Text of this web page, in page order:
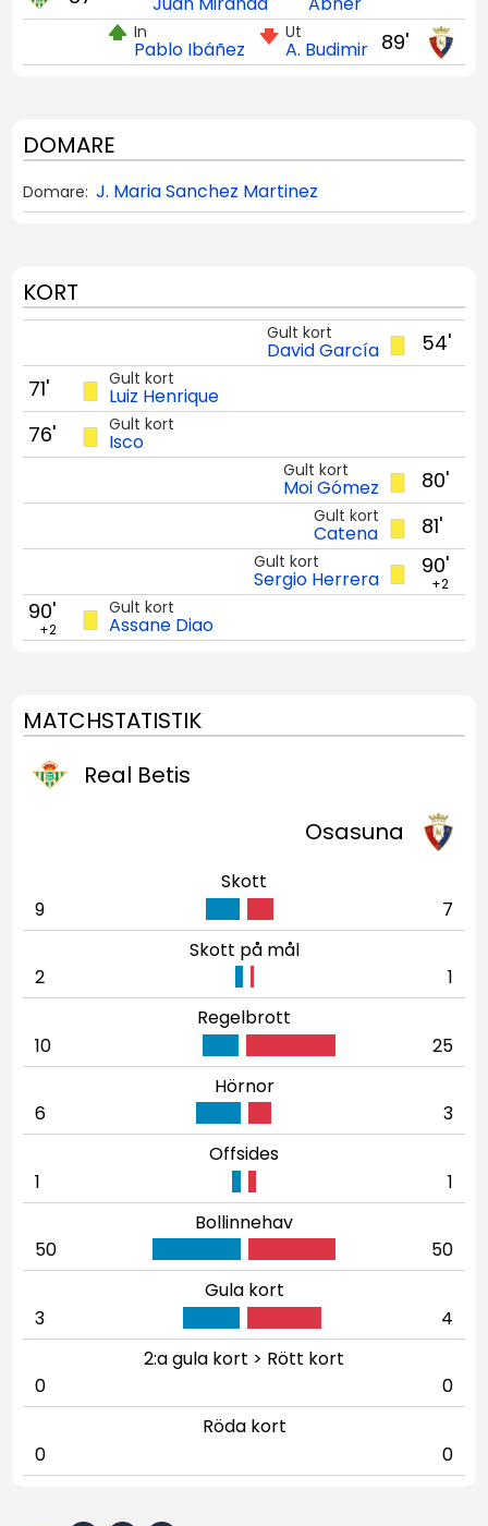
89'
Ut
A. Budimir
In
Pablo Ibáñez
DOMARE
Domare: J. Maria Sanchez Martinez
KORT
54'
Gult kort
David García
Gult kort
Luiz Henrique
71'
Gult kort
Isco
76'
80'
Gult kort
Moi Gómez
81'
Gult kort
Catena
90'
+2
Gult kort
Sergio Herrera
Gult kort
Assane Diao
90'
+2
MATCHSTATISTIK
Real Betis
Osasuna
Skott
9
7
Skott på mål
2
1
Regelbrott
10
25
Hörnor
6
3
Offsides
1
1
Bollinnehav
50
50
Gula kort
3
4
2:a gula kort > Rött kort
0
0
Röda kort
0
0